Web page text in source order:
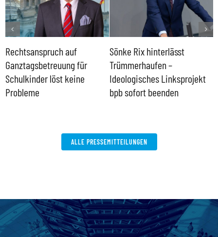
Rechtsanspruch auf
Ganztagsbetreuung für
Schulkinder löst keine
Probleme
Sönke Rix hinterlässt
Trümmerhaufen –
Ideologisches Linksprojekt
bpb sofort beenden
ALLE PRESSEMITTEILUNGEN